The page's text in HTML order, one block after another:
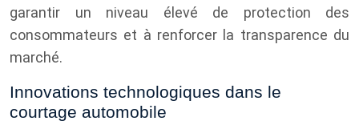
garantir un niveau élevé de protection des
consommateurs et à renforcer la transparence du
marché.
Innovations technologiques dans le
courtage automobile